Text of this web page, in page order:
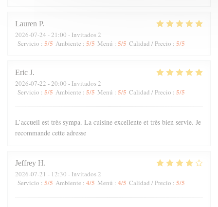
Lauren P
2026-07-24 - 21:00 - Invitados 2
Servicio : 5/5 Ambiente : 5/5 Menú : 5/5 Calidad / Precio : 5/5
Eric J
2026-07-22 - 20:00 - Invitados 2
Servicio : 5/5 Ambiente : 5/5 Menú : 5/5 Calidad / Precio : 5/5
L’accueil est très sympa. La cuisine excellente et très bien servie. Je
recommande cette adresse
Jeffrey H
2026-07-21 - 12:30 - Invitados 2
Servicio : 5/5 Ambiente : 4/5 Menú : 4/5 Calidad / Precio : 5/5